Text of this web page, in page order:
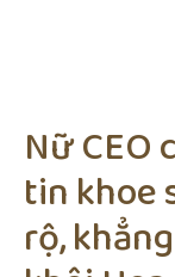
Nữ CEO
tin khoe
rộ,